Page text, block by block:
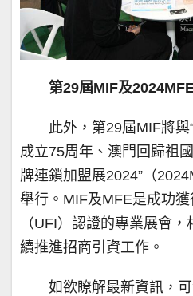
第29屆MIF及
此外，第29屆MIF將
成立75周年、澳門回歸祖
牌連鎖加盟展2024”（
舉行。MIF及MFE是成功
（UFI）認證的專業展會
續推進招商引資工作。
如欲瞭解最新資訊，